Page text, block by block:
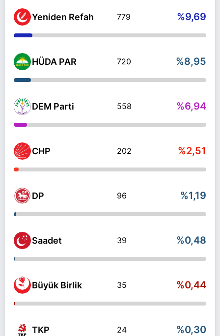
Yeniden Refah 779 %9,69
HÜDA PAR 720 %8,95
DEM Parti 558 %6,94
CHP 202 %2,51
DP 96 %1,19
Saadet 39 %0,48
Büyük Birlik 35 %0,44
TKP 24 %0,30